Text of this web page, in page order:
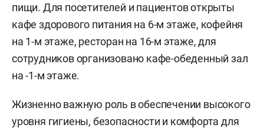
пищи. Для посетителей и пациентов открыты
кафе здорового питания на 6-м этаже, кофейня
на 1-м этаже, ресторан на 16-м этаже, для
сотрудников организовано кафе-обеденный зал
на -1-м этаже.
Жизненно важную роль в обеспечении высокого
уровня гигиены, безопасности и комфорта для